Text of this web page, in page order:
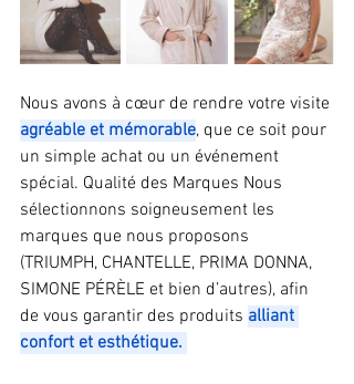
Nous avons à cœur de rendre votre visite
agréable et mémorable, que ce soit pour
un simple achat ou un événement
spécial. Qualité des Marques Nous
sélectionnons soigneusement les
marques que nous proposons
(TRIUMPH, CHANTELLE, PRIMA DONNA,
SIMONE PÉRÈLE et bien d’autres), afin
de vous garantir des produits alliant
confort et esthétique.